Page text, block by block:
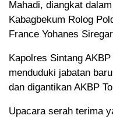
Mahadi, diangkat
Kabagbekum Rolog
France Yohanes
Kapolres Sintang
menduduki jabatan
dan digantikan AKBP
Upacara serah terima